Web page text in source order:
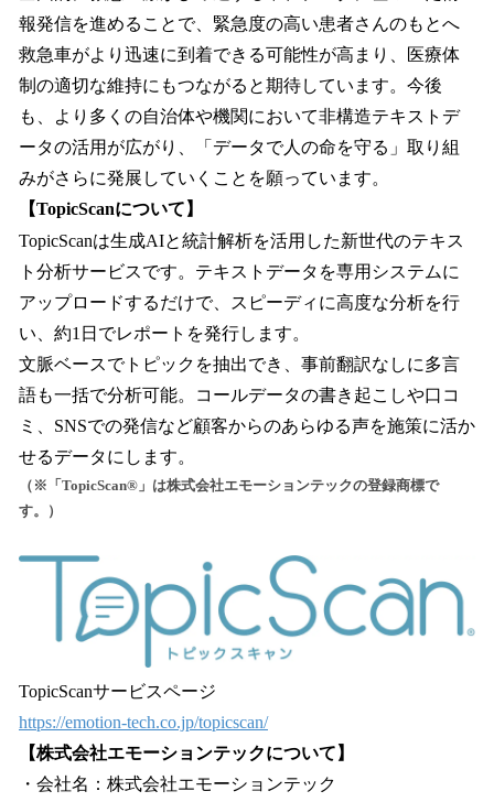
報発信を進めることで、緊急度の高い患者さんのもとへ
救急車がより迅速に到着できる可能性が高まり、医療体
制の適切な維持にもつながると期待しています。今後
も、より多くの自治体や機関において非構造テキストデ
ータの活用が広がり、「データで人の命を守る」取り組
みがさらに発展していくことを願っています。
【TopicScanについて】
TopicScanは生成AIと統計解析を活用した新世代のテキス
ト分析サービスです。テキストデータを専用システムに
アップロードするだけで、スピーディに高度な分析を行
い、約1日でレポートを発行します。
文脈ベースでトピックを抽出でき、事前翻訳なしに多言
語も一括で分析可能。コールデータの書き起こしや口コ
ミ、SNSでの発信など顧客からのあらゆる声を施策に活か
せるデータにします。
（※「TopicScan®︎」は株式会社エモーションテックの登録商標で
す。）
TopicScanサービスページ
https://emotion-tech.co.jp/topicscan/
【株式会社エモーションテックについて】
・会社名：株式会社エモーションテック